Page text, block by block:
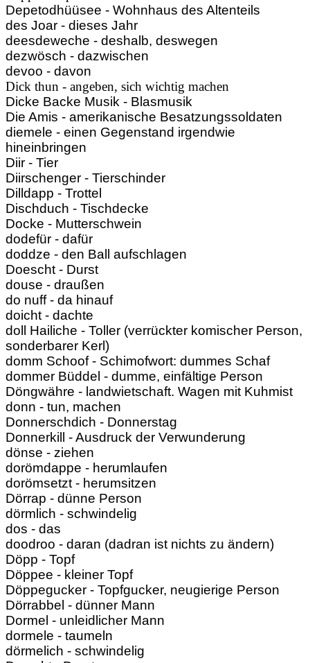
Depetodhüüsee - Wohnhaus des Altenteils
des Joar - dieses Jahr
deesdeweche - deshalb, deswegen
dezwösch - dazwischen
devoo - davon
Dick thun - angeben, sich wichtig machen
Dicke Backe Musik - Blasmusik
Die Amis - amerikanische Besatzungssoldaten
diemele - einen Gegenstand irgendwie
hineinbringen
Diir - Tier
Diirschenger - Tierschinder
Dilldapp - Trottel
Dischduch - Tischdecke
Docke - Mutterschwein
dodefür - dafür
doddze - den Ball aufschlagen
Doescht - Durst
douse - draußen
do nuff - da hinauf
doicht - dachte
doll Hailiche - Toller (verrückter komischer Person,
sonderbarer Kerl)
domm Schoof - Schimofwort: dummes Schaf
dommer Büddel - dumme, einfältige Person
Döngwähre - landwietschaft. Wagen mit Kuhmist
donn - tun, machen
Donnerschdich - Donnerstag
Donnerkill - Ausdruck der Verwunderung
dönse - ziehen
dorömdappe - herumlaufen
dorömsetzt - herumsitzen
Dörrap - dünne Person
dörmlich - schwindelig
dos - das
doodroo - daran (dadran ist nichts zu ändern)
Döpp - Topf
Döppee - kleiner Topf
Döppegucker - Topfgucker, neugierige Person
Dörrabbel - dünner Mann
Dormel - unleidlicher Mann
dormele - taumeln
dörmelich - schwindelig